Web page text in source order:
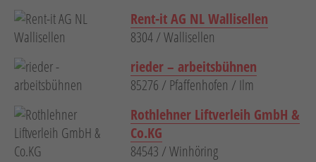
Rent-it AG NL Wallisellen
8304 / Wallisellen
rieder – arbeitsbühnen
85276 / Pfaffenhofen / Ilm
Rothlehner Liftverleih GmbH &
Co.KG
84543 / Winhöring